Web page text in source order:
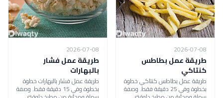
2026-07-08
طريقة عمل بطاطس
كنتاكي
طريقة عمل بطاطس كنتاكي خطوة
بخطوة وفي 25 دقيقة فقط. وصفة
2026-07-08
طريقة عمل فشار
بالبهارات
طريقة عمل فشار بالبهارات خطوة
بخطوة وفي 15 دقيقة فقط. وصفة